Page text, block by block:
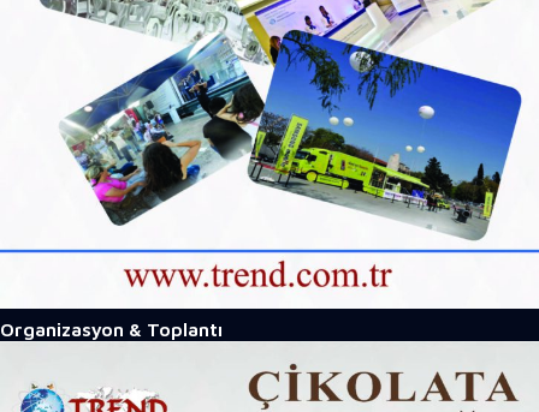
Organizasyon & Toplantı